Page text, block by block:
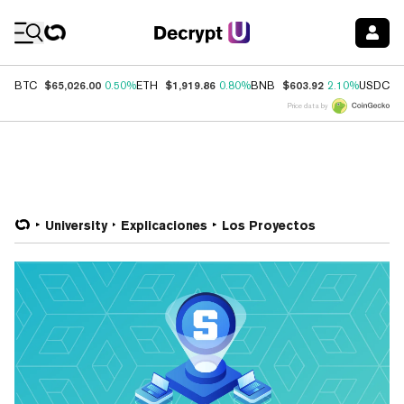
BTC $65,026.00 0.50%ETH $1,919.86 0.80%BNB $603.92 2.10%USDC
Price data by
University Explicaciones Los Proyectos